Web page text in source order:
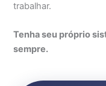
trabalhar.
Tenha seu próprio
sempre.